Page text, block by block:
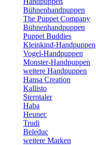
Bühnenhandpuppen
The Puppet Company
Bühnenhandpuppen
Puppet Buddies
Kleinkind-Handpuppen
Vogel-Handpuppen
Monster-Handpuppen
weitere Handpuppen
Hansa Creation
Kallisto
Sterntaler
Haba
Heunec
Trudi
Beleduc
weitere Marken